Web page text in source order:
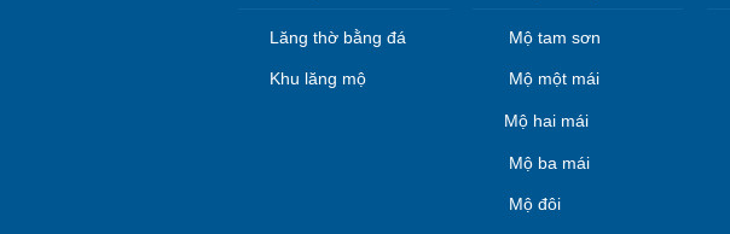
Lăng thờ bằng đá
Khu lăng mộ
Mộ tam sơn
Mộ một mái
Mộ hai mái
Mộ ba mái
Mộ đôi